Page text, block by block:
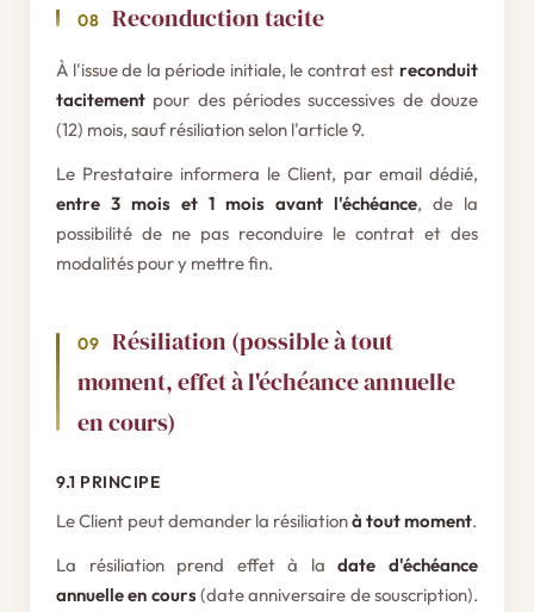
08 Reconduction tacite
À l'issue de la période initiale, le contrat est reconduit
tacitement pour des périodes successives de douze
(12) mois, sauf résiliation selon l'article 9.
Le Prestataire informera le Client, par email dédié,
entre 3 mois et 1 mois avant l'échéance, de la
possibilité de ne pas reconduire le contrat et des
modalités pour y mettre fin.
09
Résiliation (possible à tout
moment, effet à l'échéance annuelle
en cours)
9.1 PRINCIPE
Le Client peut demander la résiliationà tout moment.
La résiliation prend effet à ladate d'échéance
annuelle en cours(date anniversaire de souscription).